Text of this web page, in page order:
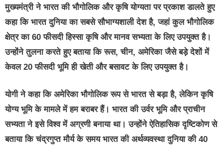
मुख्यमंत्री ने भारत की भौगोलिक और कृषि योग्यता पर प्रकाश डालते हुए
कहा कि भारत दुनिया का सबसे सौभाग्यशाली देश है, जहां कुल भौगोलिक
क्षेत्र का 60 फीसदी हिस्सा कृषि और मानव सभ्यता के लिए उपयुक्त है।
उन्होंने तुलना करते हुए बताया कि रूस, चीन, अमेरिका जैसे बड़े देशों में
केवल 20 फीसदी भूमि ही खेती और बसावट के लिए उपयुक्त है।
योगी ने कहा कि अमेरिका भौगोलिक रूप से भारत से बड़ा है, लेकिन कृषि
योग्य भूमि के मामले में हम बराबर हैं। भारत की उर्वर भूमि और प्राचीन
सभ्यता ने इसे विश्व में अग्रणी बनाया था। उन्होंने ऐतिहासिक दृष्टिकोण से
बताया कि चंद्रगुप्त मौर्य के समय भारत की अर्थव्यवस्था दुनिया की 40